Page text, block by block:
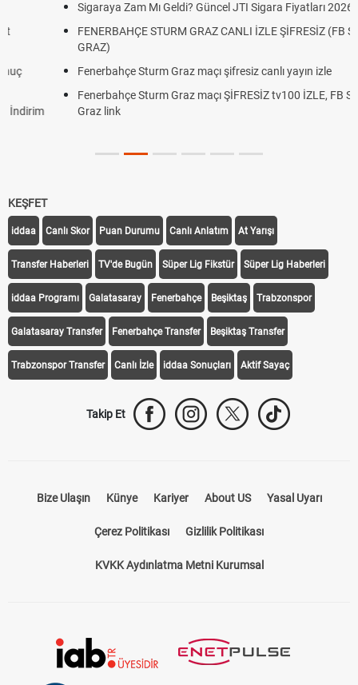
Sigaraya Zam Mı Geldi? Güncel JTI Sigara Fiyatları 2026
FENERBAHÇE STURM GRAZ CANLI İZLE ŞİFRESİZ (FB STURM
Fenerbahçe Sturm Graz maçı şifresiz canlı yayın izle
Fenerbahçe Sturm Graz maçı ŞİFRESİZ tv100 İZLE, FB Sturm
Graz link
iddaa Canlı Skor Puan Durumu Canlı Anlatım At Yarışı
Transfer Haberleri TV'de Bugün Süper Lig Fikstür Süper Lig Haberleri
iddaa Programı Galatasaray Fenerbahçe Beşiktaş Trabzonspor
Galatasaray Transfer Fenerbahçe Transfer Beşiktaş Transfer
Trabzonspor Transfer Canlı İzle iddaa Sonuçları Aktif Sayaç